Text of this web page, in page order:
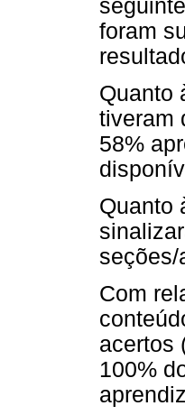
foram
Quanto
tiveram
58%
Quanto
seções/
Com
acertos
100%